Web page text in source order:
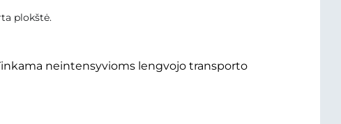
plokštė.
neintensyvioms lengvojo transporto